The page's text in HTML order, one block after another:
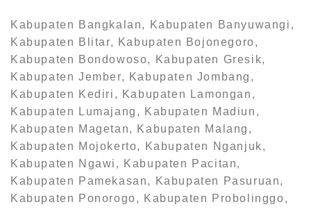
Kabupaten Bangkalan, Kabupaten Banyuwangi,
Kabupaten Blitar, Kabupaten Bojonegoro,
Kabupaten Bondowoso, Kabupaten Gresik,
Kabupaten Jember, Kabupaten Jombang,
Kabupaten Kediri, Kabupaten Lamongan,
Kabupaten Lumajang, Kabupaten Madiun,
Kabupaten Magetan, Kabupaten Malang,
Kabupaten Mojokerto, Kabupaten Nganjuk,
Kabupaten Ngawi, Kabupaten Pacitan,
Kabupaten Pamekasan, Kabupaten Pasuruan,
Kabupaten Ponorogo, Kabupaten Probolinggo,